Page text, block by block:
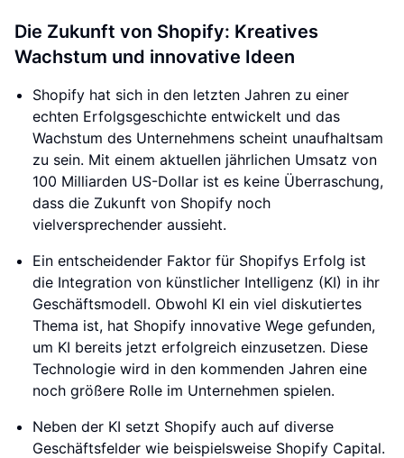
Die Zukunft von Shopify: Kreatives
Wachstum und innovative Ideen
Shopify hat sich in den letzten Jahren zu einer
echten Erfolgsgeschichte entwickelt und das
Wachstum des Unternehmens scheint unaufhaltsam
zu sein. Mit einem aktuellen jährlichen Umsatz von
100 Milliarden US-Dollar ist es keine Überraschung,
dass die Zukunft von Shopify noch
vielversprechender aussieht.
Ein entscheidender Faktor für Shopifys Erfolg ist
die Integration von künstlicher Intelligenz (KI) in ihr
Geschäftsmodell. Obwohl KI ein viel diskutiertes
Thema ist, hat Shopify innovative Wege gefunden,
um KI bereits jetzt erfolgreich einzusetzen. Diese
Technologie wird in den kommenden Jahren eine
noch größere Rolle im Unternehmen spielen.
Neben der KI setzt Shopify auch auf diverse
Geschäftsfelder wie beispielsweise Shopify Capital.